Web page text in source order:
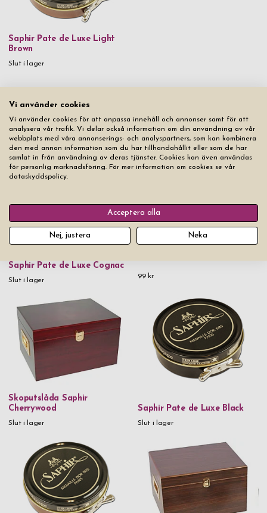
Saphir Pate de Luxe Light
Brown
Slut i lager
Från samma produktserie
Saphir Pate de Luxe Cognac
Slut i lager
Saphir Pate de Luxe Medium
99 kr
Skoputslåda Saphir
Cherrywood
Slut i lager
Saphir Pate de Luxe Black
Slut i lager
Vi använder cookies
Vi använder cookies för att anpassa innehåll och annonser samt för att
analysera vår trafik. Vi delar också information om din användning av vår
webbplats med våra annonserings- och analyspartners, som kan kombinera
den med annan information som du har tillhandahållit eller som de har
samlat in från användning av deras tjänster. Cookies kan även användas
för personlig marknadsföring. För mer information om cookies se vår
dataskyddspolicy.
Acceptera alla
Nej, justera Neka